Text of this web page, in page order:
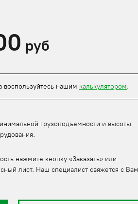
руб
воспользуйтесь нашим калькулятором.
грузоподъемности и высоты
нажмите кнопку «Заказать» или
лист. Наш специалист свяжется с